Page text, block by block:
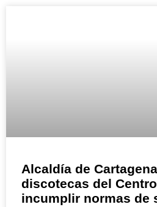
Alcaldía de
discotecas del
incumplir normas de